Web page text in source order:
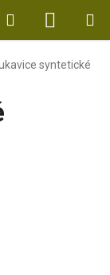
Hledat
KOŠÍK
syntetické